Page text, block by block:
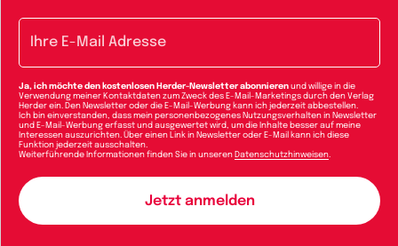
Ja, ich möchte den kostenlosen Herder-Newsletter abonnieren und willige in die
Verwendung meiner Kontaktdaten zum Zweck des E-Mail-Marketings durch den Verlag
Herder ein. Den Newsletter oder die E-Mail-Werbung kann ich jederzeit abbestellen.
Ich bin einverstanden, dass mein personenbezogenes Nutzungsverhalten in Newsletter
und E-Mail-Werbung erfasst und ausgewertet wird, um die Inhalte besser auf meine
Interessen auszurichten. Über einen Link in Newsletter oder E-Mail kann ich diese
Funktion jederzeit ausschalten.
Weiterführende Informationen finden Sie in unseren Datenschutzhinweisen